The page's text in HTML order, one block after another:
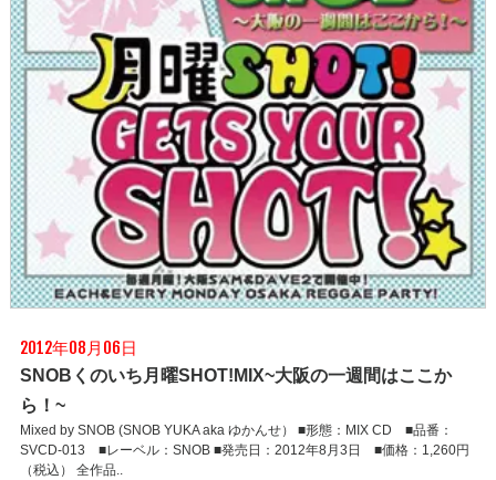
2012年08月06日
SNOBくのいち月曜SHOT!MIX~大阪の一週間はここか
ら！~
Mixed by SNOB (SNOB YUKA aka ゆかんせ） ■形態：MIX CD ■品番：
SVCD-013 ■レーベル：SNOB ■発売日：2012年8月3日 ■価格：1,260円
（税込） 全作品..